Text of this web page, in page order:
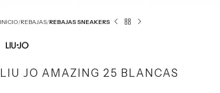
INICIO REBAJAS REBAJAS SNEAKERS
LIU JO AMAZING 25 BLANCAS